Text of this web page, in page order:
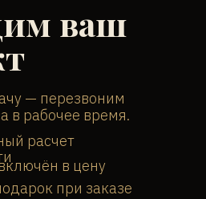
ваш
— перезвоним
в рабочее время.
в цену
при заказе
расчет